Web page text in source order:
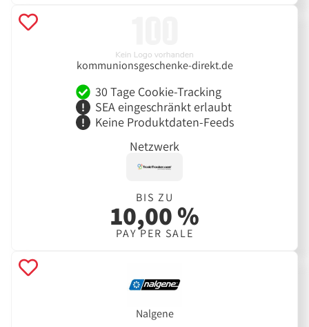
kommunionsgeschenke-direkt.de
30 Tage Cookie-Tracking
SEA eingeschränkt erlaubt
Keine Produktdaten-Feeds
Netzwerk
BIS ZU
10,00 %
PAY PER SALE
Nalgene